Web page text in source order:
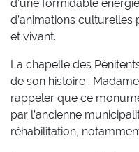
d’une formidable
d’animations
et vivant.
La chapelle des
de son histoire :
rappeler que ce
par l’ancienne
réhabilitation,